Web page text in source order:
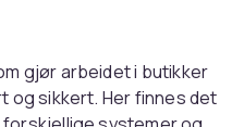
gjør arbeidet i butikker
og sikkert. Her finnes det